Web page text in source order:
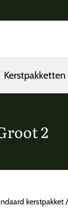
Kerstpakketten
2
kerstpakket/